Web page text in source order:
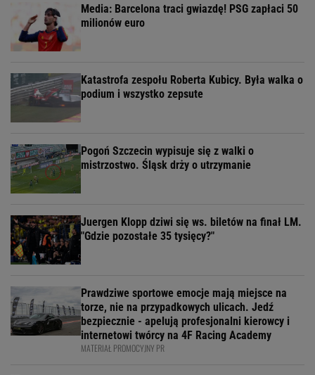
Media: Barcelona traci gwiazdę! PSG zapłaci 50
milionów euro
Katastrofa zespołu Roberta Kubicy. Była walka o
podium i wszystko zepsute
Pogoń Szczecin wypisuje się z walki o
mistrzostwo. Śląsk drży o utrzymanie
Juergen Klopp dziwi się ws. biletów na finał LM.
"Gdzie pozostałe 35 tysięcy?"
Prawdziwe sportowe emocje mają miejsce na
torze, nie na przypadkowych ulicach. Jedź
bezpiecznie - apelują profesjonalni kierowcy i
internetowi twórcy na 4F Racing Academy
MATERIAŁ PROMOCYJNY PR